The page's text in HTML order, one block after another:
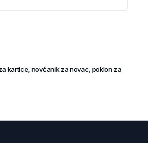
kartice novčanik za novac poklon za